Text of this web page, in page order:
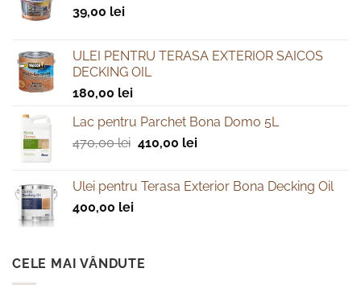
39,00 lei
ULEI PENTRU TERASA EXTERIOR SAICOS
DECKING OIL
180,00 lei
Lac pentru Parchet Bona Domo 5L
470,00lei Prețul
fost:
410,00 leiPrețul
410,00 lei.
Ulei pentru Terasa Exterior Bona Decking Oil
400,00 lei
CELE MAI VÂNDUTE